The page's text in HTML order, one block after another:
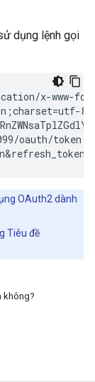
dụng lệnh gọi
x-www-
8"
oauth/token \
OAuth2 dành
Tiêu đề
không?